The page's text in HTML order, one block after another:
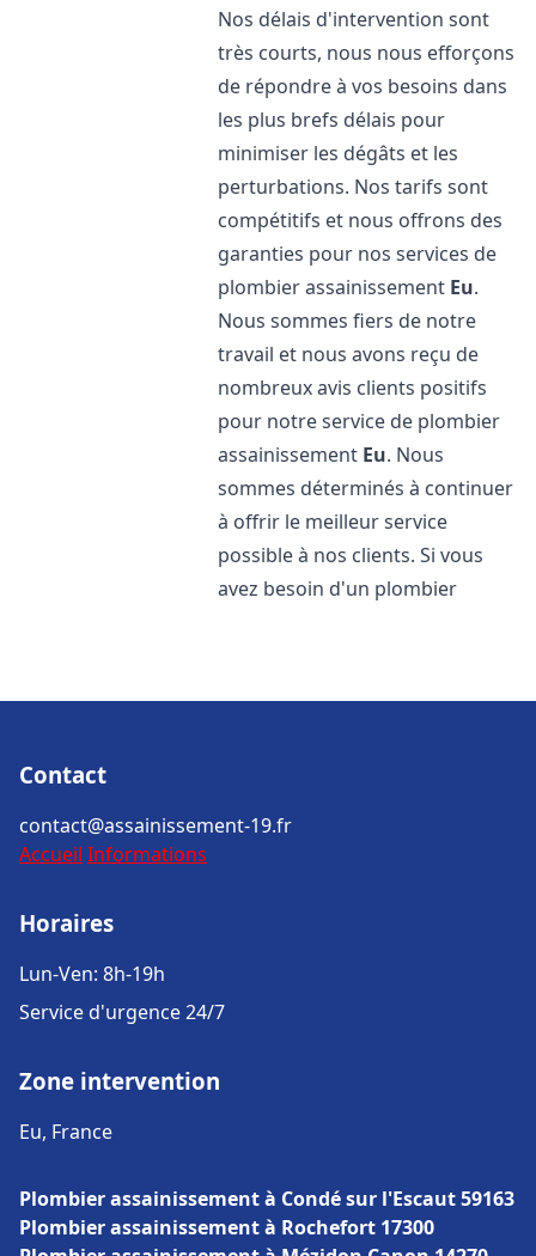
Nos délais d'intervention sont
très courts, nous nous efforçons
de répondre à vos besoins dans
les plus brefs délais pour
minimiser les dégâts et les
perturbations. Nos tarifs sont
compétitifs et nous offrons des
garanties pour nos services de
plombier assainissement Eu.
Nous sommes fiers de notre
travail et nous avons reçu de
nombreux avis clients positifs
pour notre service de plombier
assainissement Eu. Nous
sommes déterminés à continuer
à offrir le meilleur service
possible à nos clients. Si vous
avez besoin d'un plombier
Contact
contact@assainissement-19.fr
Accueil Informations
Horaires
Lun-Ven: 8h-19h
Service d'urgence 24/7
Zone intervention
Eu, France
Plombier assainissement à Condé sur l'Escaut 59163
Plombier assainissement à Rochefort 17300